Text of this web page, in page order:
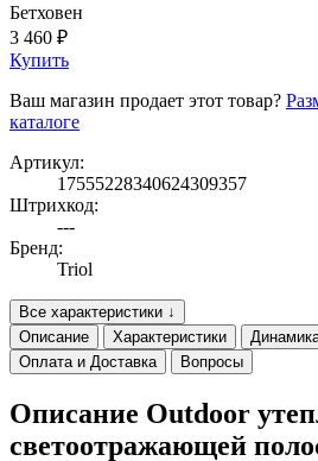
Бетховен
3 460 ₽
Купить
Ваш магазин продает этот товар?
каталоге
Артикул:
17555228340624309357
Штрихкод:
---
Бренд:
Triol
Все характеристики ↓
Описание
Характеристики
Оплата и Доставка
Вопросы
Описание Outdoor
светоотражающей